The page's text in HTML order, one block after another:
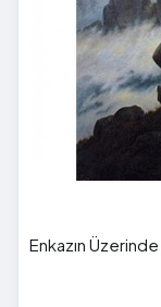
Enkazın